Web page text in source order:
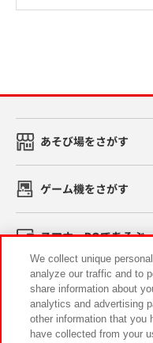
あそび場をさがす
ゲーム機をさがす
スマホ・PCであそぶ
イベント・キャンペー
We collect unique
analyze our traffic and to
share information about
analytics and advertising
other information that you
have collected from your